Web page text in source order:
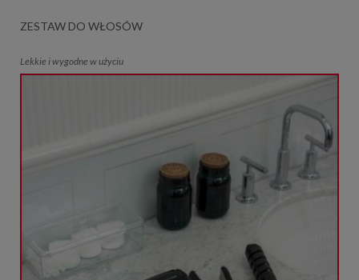
ZESTAW DO WŁOSÓW
Lekkie i wygodne w użyciu